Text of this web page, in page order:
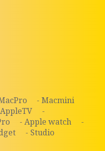
- Macmini
-
- Apple watch
-
- Studio